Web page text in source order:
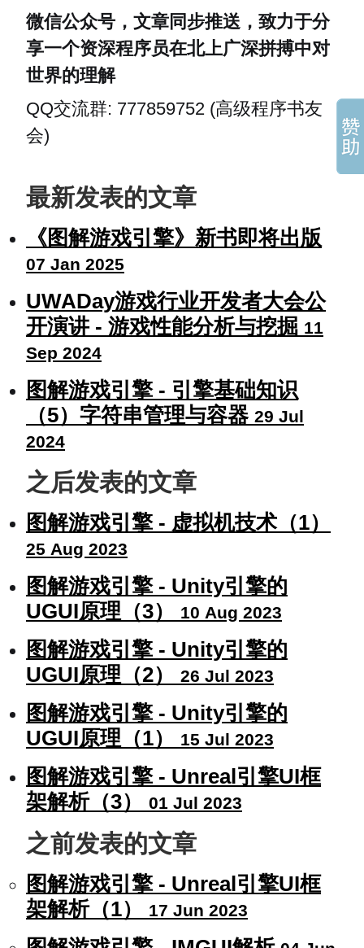
微信公众号，文章同步推送，致力于分
享一个资深程序员在北上广深拼搏中对
世界的理解
QQ交流群: 777859752 (高级程序书友
会)
最新发表的文章
《图解游戏引擎》新书即将出版
07 Jan 2025
UWADay游戏行业开发者大会公
开演讲 - 游戏性能分析与挖掘 11
Sep 2024
图解游戏引擎 - 引擎基础知识
（5）字符串管理与容器 29 Jul
2024
之后发表的文章
图解游戏引擎 - 虚拟机技术（1）
25 Aug 2023
图解游戏引擎 - Unity引擎的
UGUI原理（3）
10 Aug 2023
图解游戏引擎 - Unity引擎的
UGUI原理（2） 26 Jul 2023
图解游戏引擎 - Unity引擎的
UGUI原理（1）
15 Jul 2023
图解游戏引擎 - Unreal引擎UI框
架解析（3） 01 Jul 2023
之前发表的文章
图解游戏引擎 - Unreal引擎UI框
架解析（1）
17 Jun 2023